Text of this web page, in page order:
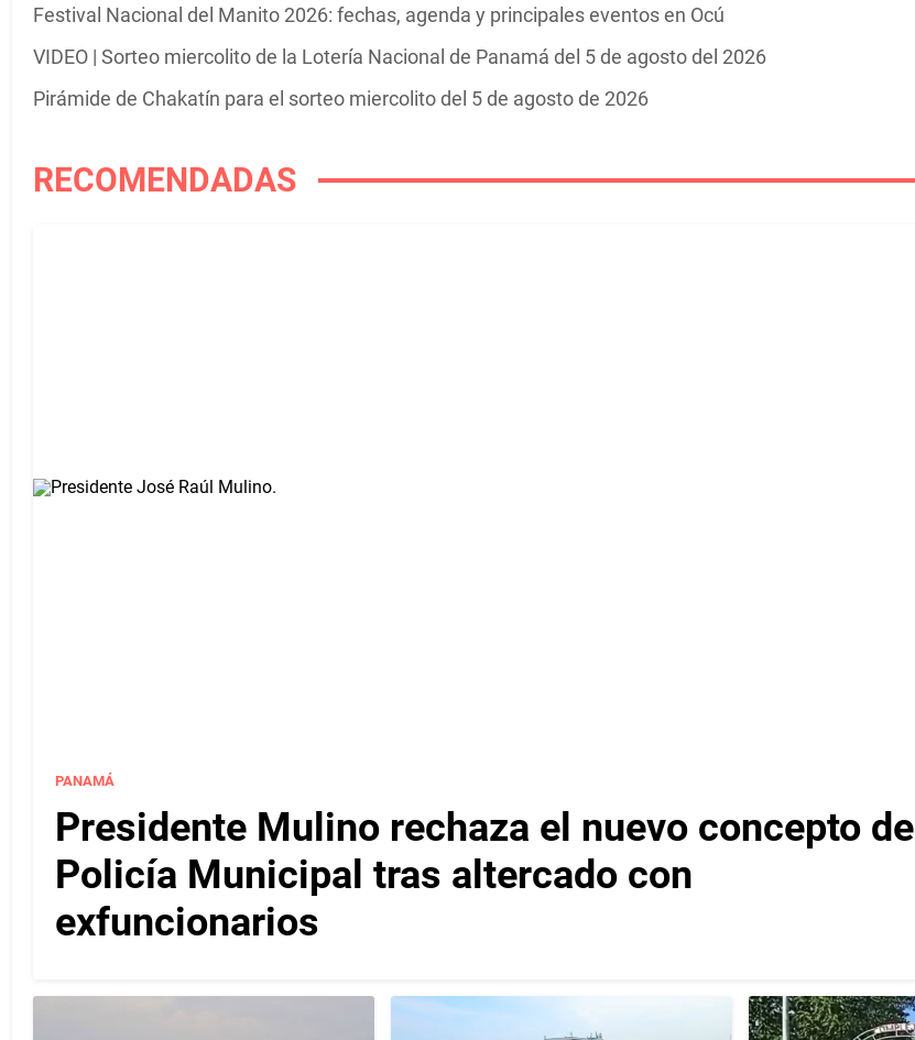
Festival Nacional del Manito 2026: fechas, agenda y principales eventos en Ocú
VIDEO | Sorteo miercolito de la Lotería Nacional de Panamá del 5 de agosto del 2026
Pirámide de Chakatín para el sorteo miercolito del 5 de agosto de 2026
RECOMENDADAS
PANAMÁ
Presidente Mulino rechaza el nuevo concepto de
Policía Municipal tras altercado con
exfuncionarios